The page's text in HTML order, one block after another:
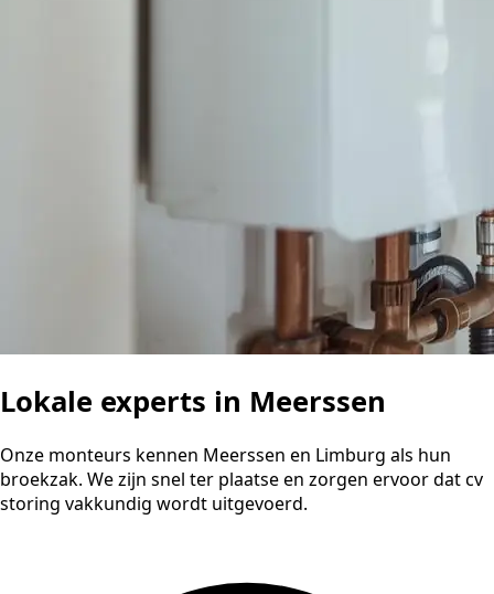
Lokale experts in Meerssen
Onze monteurs kennen Meerssen en Limburg als hun
broekzak. We zijn snel ter plaatse en zorgen ervoor dat cv
storing vakkundig wordt uitgevoerd.